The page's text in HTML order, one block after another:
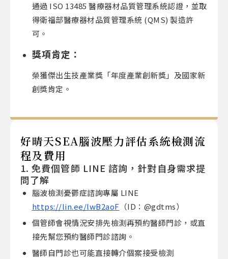
通過 ISO 13485 醫療器材品質管理系統認證，並取
得衛福部醫療器材品質管理系統 (QMS) 製造許
可。
獎項肯定：
榮獲傑出生技產業獎「年度產業創新獎」及國家新
創獎肯定。
好晴天SEA腦波壓力評估系統檢測流
程及費用
1. 免費個管師 LINE 諮詢，針對自身需求提
問了解
腦波檢測憂鬱症諮詢專屬 LINE
https://lin.ee/lwB2aoF （ID：@gdtms）
個管師會視情況安排先檢測再預約醫師門診，或直
接先幫您預約醫師門診諮詢。
醫師自門診也可能直接轉介個案接受檢測